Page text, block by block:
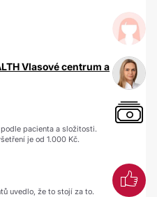
Vlasové centrum a
podle pacienta a složitosti.
je od 1.000 Kč.
uvedlo, že to stojí za to.